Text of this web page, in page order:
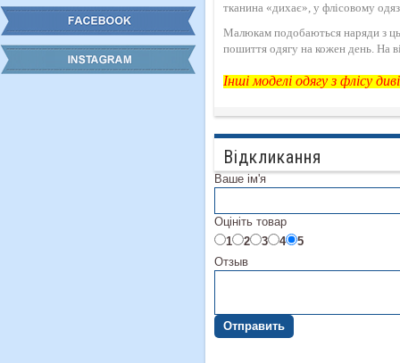
тканина «дихає», у флісовому
Малюкам подобаються наряди з
пошиття одягу на кожен день. На
Інші моделі одягу з флісу
Відкликання
Ваше ім'я
Оцініть товар
1
2 3 4
5
Отзыв
Отправить